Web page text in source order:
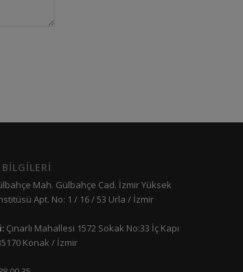
Mah. Gülbahçe Cad. İzmir Yüksek
Apt. No: 1 / 16 / 53 Urla / İzmir
Çınarlı Mahallesi 1572 Sokak No:33 İç Kapı
Konak / İzmir